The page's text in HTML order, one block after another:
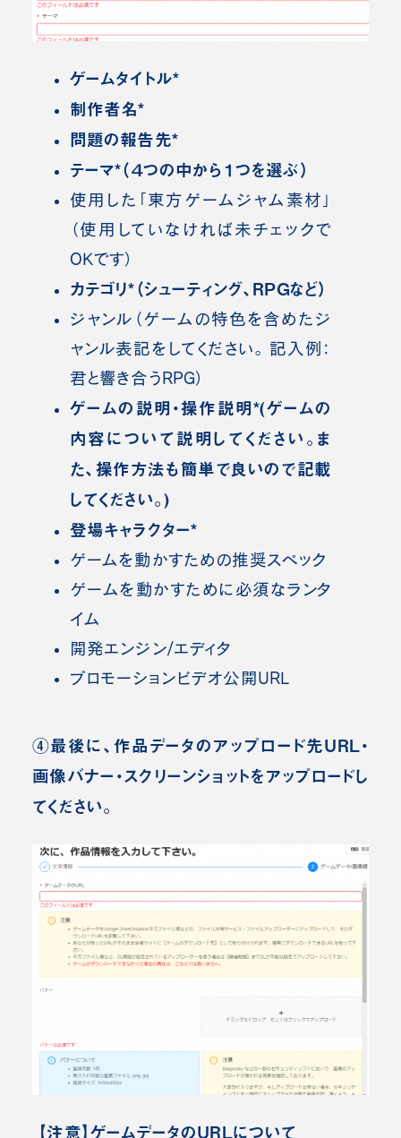
ゲームタイトル*
制作者名*
問題の報告先*
テーマ*（４つの中から１つを選ぶ）
使用した「東方ゲームジャム素材」
（使用していなければ未チェックで
OKです）
カテゴリ*（シューティング、RPGなど）
ジャンル（ゲームの特色を含めたジ
ャンル表記をしてください。 記入例：
君と響き合うRPG）
ゲームの説明・操作説明*(ゲームの
内容について説明してください。ま
た、操作方法も簡単で良いので記載
してください。)
登場キャラクター*
ゲームを動かすための推奨スペック
ゲームを動かすために必須なランタ
イム
開発エンジン/エディタ
プロモーションビデオ公開URL
④最後に、作品データのアップロード先URL・
画像バナー・スクリーンショットをアップロードし
てください。
【注意】ゲームデータのURLについて